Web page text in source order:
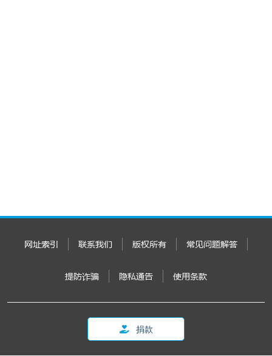
网址索引 联系我们 版权所有 常见问题解答
提防诈骗 隐私通告 使用条款
捐款